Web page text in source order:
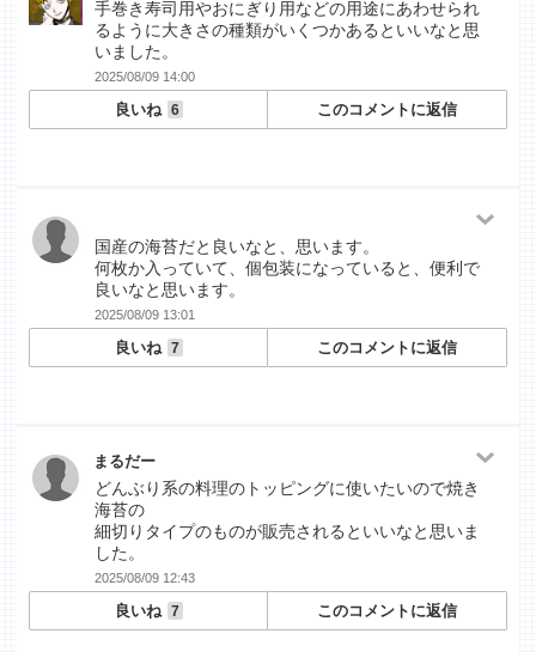
手巻き寿司用やおにぎり用などの用途にあわせられ
るように大きさの種類がいくつかあるといいなと思
いました。
2025/08/09 14:00
良いね 6 このコメントに返信
国産の海苔だと良いなと、思います。
何枚か入っていて、個包装になっていると、便利で
良いなと思います。
2025/08/09 13:01
良いね 7 このコメントに返信
まるだー
どんぶり系の料理のトッピングに使いたいので焼き
海苔の
細切りタイプのものが販売されるといいなと思いま
した。
2025/08/09 12:43
良いね 7 このコメントに返信